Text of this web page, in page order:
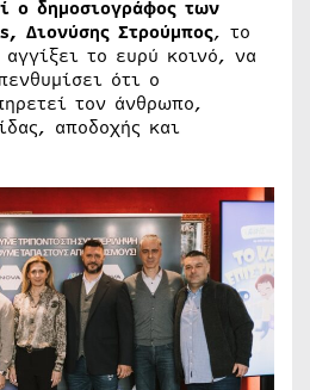
ο δημοσιογράφος των
Διονύσης Στρούμπος, το
το ευρύ κοινό, να
ότι ο
τον άνθρωπο,
αποδοχής και